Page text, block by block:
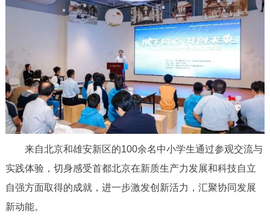
决策公开 专题公开
个人服务 法人服务 部门服务
便民服务 利企服务 投资项目
中介服务 阳光政务
12345网上接诉即办
来自北京和雄安新区的100余名中小学生通过参观交流与
实践体验，切身感受首都北京在新质生产力发展和科技自立
自强方面取得的成就，进一步激发创新活力，汇聚协同发展
新动能。